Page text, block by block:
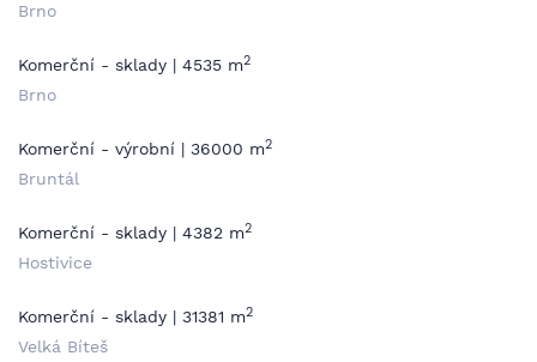
Brno
Komerční - sklady | 4535 m2
Brno
Komerční - výrobní | 36000 m2
Bruntál
Komerční - sklady | 4382 m2
Hostivice
Komerční - sklady | 31381 m2
Velká Bíteš